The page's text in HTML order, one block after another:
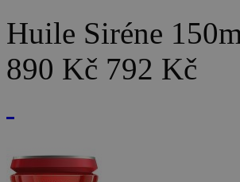
Huile Siréne
890 Kč 792 Kč